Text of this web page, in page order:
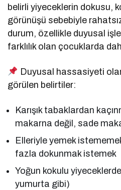
belirli yiyeceklerin dokusu,
görünüşü sebebiyle
durum, özellikle duyusal
farklılık olan çocuklarda
Duyusal hassasiyeti
görülen belirtiler:
Karışık tabaklardan
makarna değil, sade
Elleriyle yemek
fazla dokunmak istemek
Yoğun kokulu
yumurta gibi)